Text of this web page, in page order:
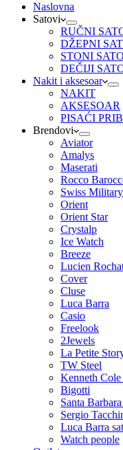
Naslovna
Satovi
RUČNI
DŽEPNI
STONI
DEČIJI
Nakit i aksesoar
NAKIT
AKSESOAR
PISAĆI
Brendovi
Aviator
Amalys
Maserati
Rocco
Swiss Military
Orient
Orient Star
Crystalp
Ice Watch
Breeze
Lucien
Cover
Cluse
Luca Barra
Casio
Freelook
2Jewels
La Petite
TW Steel
Kenneth
Bigotti
Santa
Sergio
Luca Barra
Watch people